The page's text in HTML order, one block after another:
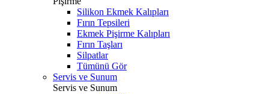
Silikon Ekmek Kalıpları
Fırın Tepsileri
Ekmek Pişirme Kalıpları
Fırın Taşları
Silpatlar
Tümünü Gör
Servis ve Sunum
Servis ve Sunum